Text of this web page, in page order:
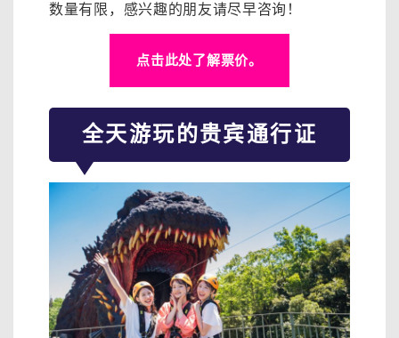
数量有限，感兴趣的朋友请尽早咨询！
点击此处了解票价。
全天游玩的贵宾通行证